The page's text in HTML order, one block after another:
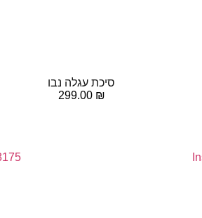
סיכת עגלה נבו
299.00 ₪